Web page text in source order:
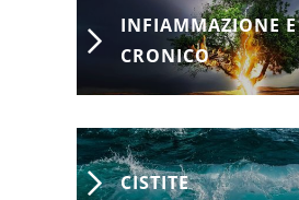
INFIAMMAZIONE
CRONICO
CISTITE